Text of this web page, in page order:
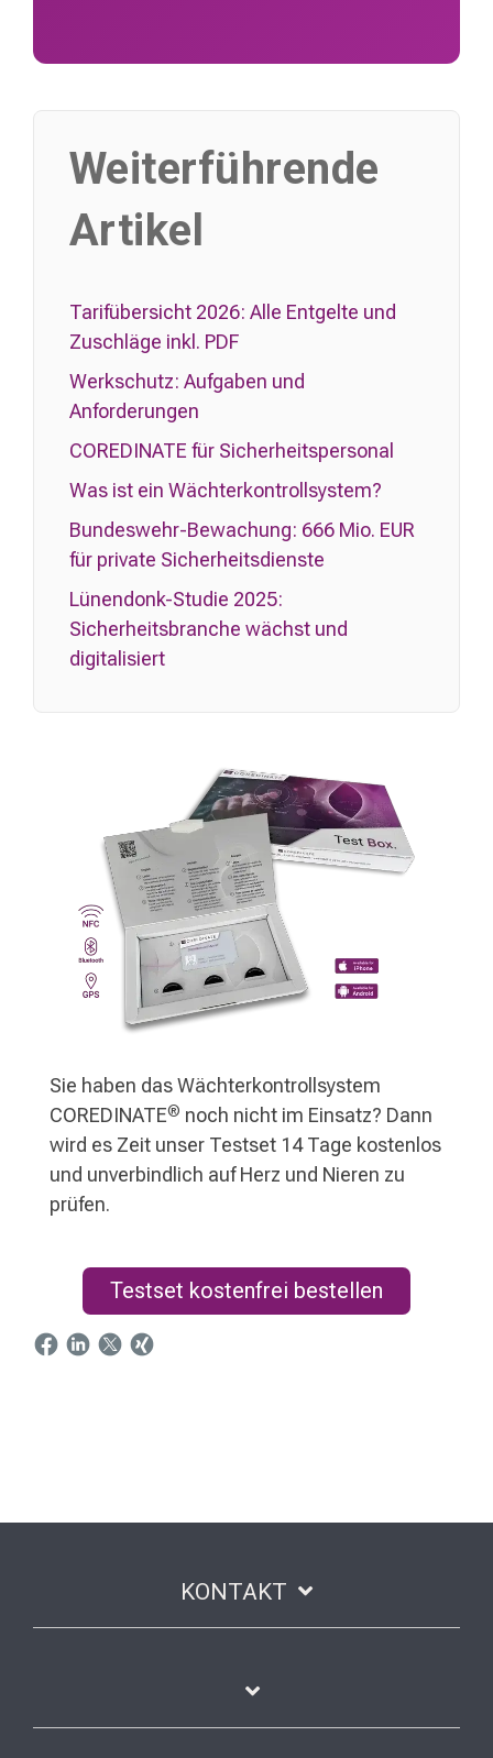
Weiterführende
Artikel
Tarifübersicht 2026: Alle Entgelte und
Zuschläge inkl. PDF
Werkschutz: Aufgaben und
Anforderungen
COREDINATE für Sicherheitspersonal
Was ist ein Wächterkontrollsystem?
Bundeswehr-Bewachung: 666 Mio. EUR
für private Sicherheitsdienste
Lünendonk-Studie 2025:
Sicherheitsbranche wächst und
digitalisiert
Sie haben das Wächterkontrollsystem
COREDINATE® noch nicht im Einsatz? Dann
wird es Zeit unser Testset 14 Tage kostenlos
und unverbindlich auf Herz und Nieren zu
prüfen.
Testset kostenfrei bestellen
KONTAKT